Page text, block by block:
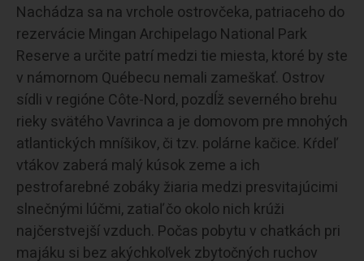
Nachádza sa na vrchole ostrovčeka, patriaceho do
rezervácie Mingan Archipelago National Park
Reserve a určite patrí medzi tie miesta, ktoré by ste
v námornom Québecu nemali zameškať. Ostrov
sídli v regióne Côte-Nord, pozdĺž severného brehu
rieky svätého Vavrinca a je domovom pre mnohých
atlantických mníšikov, či tzv. polárne kačice. Kŕdeľ
vtákov zaberá malý kúsok zeme a ich
pestrofarebné zobáky žiaria medzi presvitajúcimi
slnečnými lúčmi, zatiaľ čo okolo nich krúži
najčerstvejší vzduch. Počas pobytu v chatkách pri
majáku si bez akýchkoľvek zbytočných ruchov